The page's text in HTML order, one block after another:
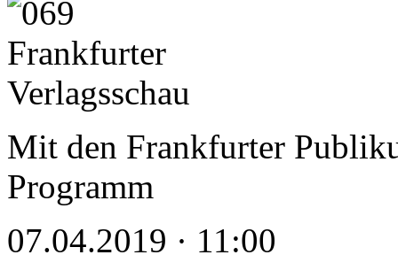
Mit den Frankfurter
Programm
07.04.2019 · 11:00